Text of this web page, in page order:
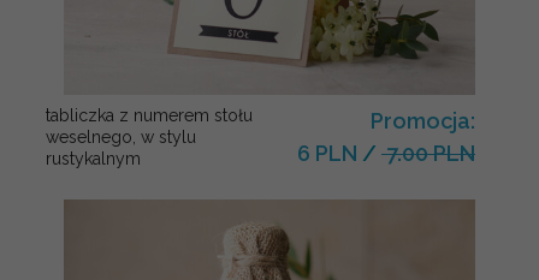
tabliczka z numerem stołu
weselnego, w stylu
rustykalnym
Promocja:
6 PLN / 7.00 PLN